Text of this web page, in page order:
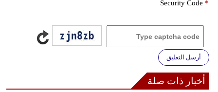
Security Code *
أرسل التعليق
أخبار ذات صلة